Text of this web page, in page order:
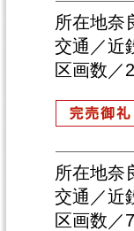
所在地奈
交通／近
区画数／
所在地奈
交通／近
区画数／